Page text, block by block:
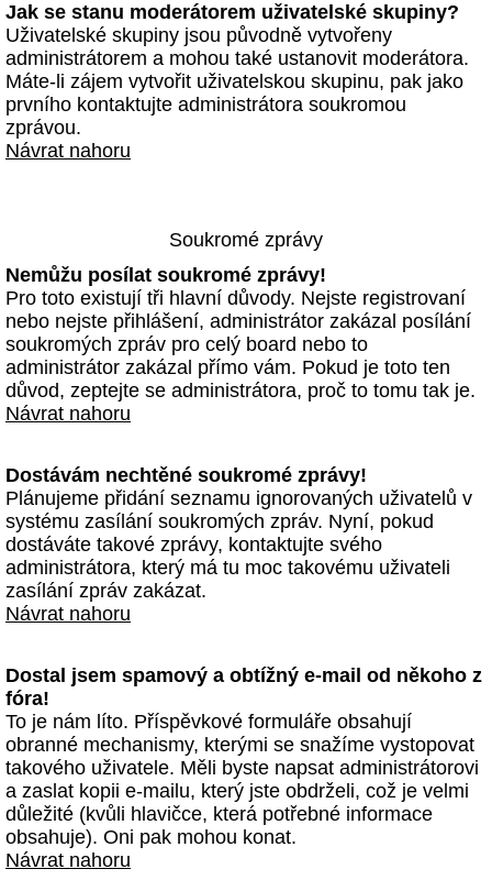
Jak se stanu moderátorem uživatelské skupiny?
Uživatelské skupiny jsou původně vytvořeny
administrátorem a mohou také ustanovit moderátora.
Máte-li zájem vytvořit uživatelskou skupinu, pak jako
prvního kontaktujte administrátora soukromou
zprávou.
Návrat nahoru
Soukromé zprávy
Nemůžu posílat soukromé zprávy!
Pro toto existují tři hlavní důvody. Nejste registrovaní
nebo nejste přihlášení, administrátor zakázal posílání
soukromých zpráv pro celý board nebo to
administrátor zakázal přímo vám. Pokud je toto ten
důvod, zeptejte se administrátora, proč to tomu tak je.
Návrat nahoru
Dostávám nechtěné soukromé zprávy!
Plánujeme přidání seznamu ignorovaných uživatelů v
systému zasílání soukromých zpráv. Nyní, pokud
dostáváte takové zprávy, kontaktujte svého
administrátora, který má tu moc takovému uživateli
zasílání zpráv zakázat.
Návrat nahoru
Dostal jsem spamový a obtížný e-mail od někoho z
fóra!
To je nám líto. Příspěvkové formuláře obsahují
obranné mechanismy, kterými se snažíme vystopovat
takového uživatele. Měli byste napsat administrátorovi
a zaslat kopii e-mailu, který jste obdrželi, což je velmi
důležité (kvůli hlavičce, která potřebné informace
obsahuje). Oni pak mohou konat.
Návrat nahoru